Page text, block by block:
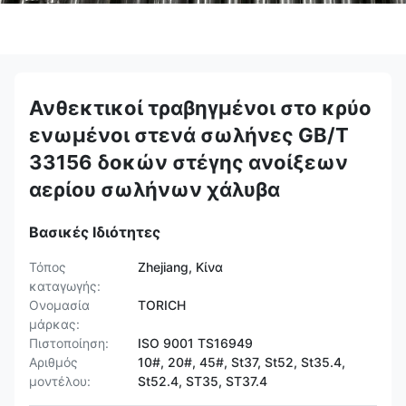
Ανθεκτικοί τραβηγμένοι στο κρύο
ενωμένοι στενά σωλήνες GB/T
33156 δοκών στέγης ανοίξεων
αερίου σωλήνων χάλυβα
Βασικές Ιδιότητες
Τόπος
καταγωγής:
Zhejiang, Κίνα
Ονομασία
μάρκας:
TORICH
Πιστοποίηση:
ISO 9001 TS16949
Αριθμός
μοντέλου:
10#, 20#, 45#, St37, St52, St35.4,
St52.4, ST35, ST37.4